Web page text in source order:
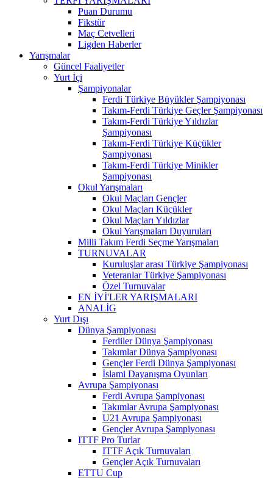
Puan Durumu
Fikstür
Maç Cetvelleri
Ligden Haberler
Yarışmalar
Güncel Faaliyetler
Yurt İçi
Şampiyonalar
Ferdi Türkiye Büyükler Şampiyonası
Takım-Ferdi Türkiye Geçler Şampiyonası
Takım-Ferdi Türkiye Yıldızlar
Şampiyonası
Takım-Ferdi Türkiye Küçükler
Şampiyonası
Takım-Ferdi Türkiye Minikler
Şampiyonası
Okul Yarışmaları
Okul Maçları Gençler
Okul Maçları Küçükler
Okul Maçları Yıldızlar
Okul Yarışmaları Duyuruları
Milli Takım Ferdi Seçme Yarışmaları
TURNUVALAR
Kuruluşlar arası Türkiye Şampiyonası
Veteranlar Türkiye Şampiyonası
Özel Turnuvalar
EN İYİ'LER YARIŞMALARI
ANALİG
Yurt Dışı
Dünya Şampiyonası
Ferdiler Dünya Şampiyonası
Takımlar Dünya Şampiyonası
Gençler Ferdi Dünya Şampiyonası
İslami Dayanışma Oyunları
Avrupa Şampiyonası
Ferdi Avrupa Şampiyonası
Takımlar Avrupa Şampiyonası
U21 Avrupa Şampiyonası
Gençler Avrupa Şampiyonası
ITTF Pro Turlar
ITTF Açık Turnuvaları
Gençler Açık Turnuvaları
ETTU Cup